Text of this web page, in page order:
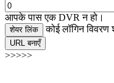
आपके पास एक DVR न हो।
शेयर लिंक कोई लॉगिन विवरण
URL बनाएँ
>>>>>